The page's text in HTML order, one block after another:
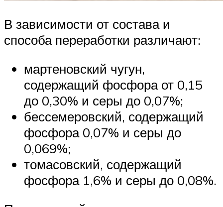
В зависимости от состава и
способа переработки различают:
мартеновский чугун,
содержащий фосфора от 0,15
до 0,30% и серы до 0,07%;
бессемеровский, содержащий
фосфора 0,07% и серы до
0,069%;
томасовский, содержащий
фосфора 1,6% и серы до 0,08%.